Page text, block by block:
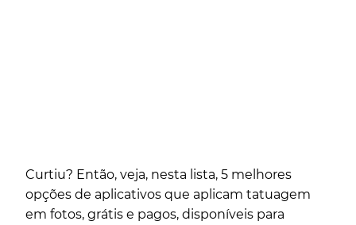
Curtiu? Então, veja, nesta lista, 5 melhores
opções de aplicativos que aplicam tatuagem
em fotos, grátis e pagos, disponíveis para